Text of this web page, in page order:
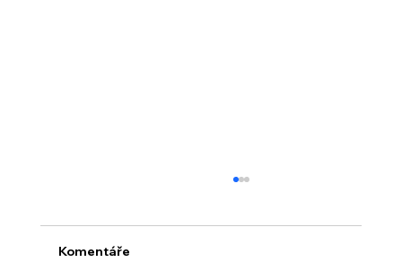
Komentáře